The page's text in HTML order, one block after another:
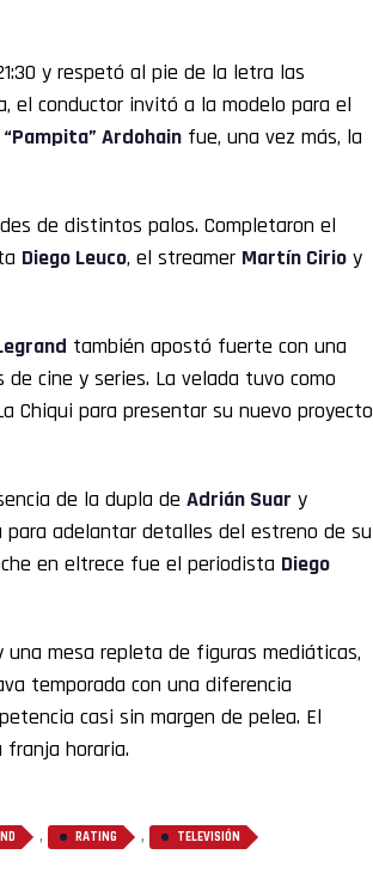
y respetó al pie de la letra las
el conductor invitó a la modelo para el
Ardohain fue, una vez más, la
de distintos palos. Completaron el
Diego Leuco, el streamer Martín Cirio y
también apostó fuerte con una
cine y series. La velada tuvo como
Chiqui para presentar su nuevo proyecto
de la dupla de Adrián Suar y
para adelantar detalles del estreno de su
en eltrece fue el periodista Diego
mesa repleta de figuras mediáticas,
temporada con una diferencia
casi sin margen de pelea. El
franja horaria.
, RATING , TELEVISIÓN